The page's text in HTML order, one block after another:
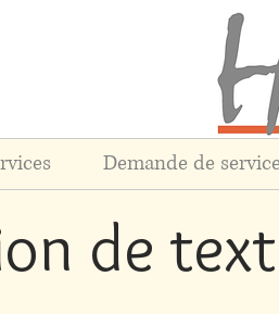
de
Demande de service